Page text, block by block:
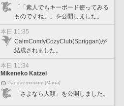
「「素人でもキーボード使ってみる
ものですね」」を公開しました。
本日 11:35
CalmComfyCozyClub(Spriggan)が
結成されました。
本日 11:34
Mikeneko Katzel
Pandaemonium [Mana]
「さよなら人類」を公開しました。